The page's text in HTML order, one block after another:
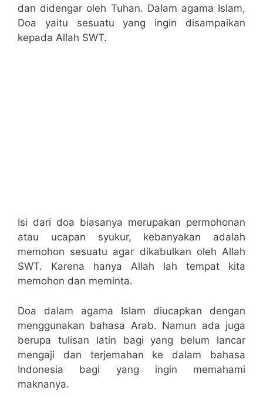
dan didengar oleh Tuhan. Dalam agama Islam,
Doa yaitu sesuatu yang ingin disampaikan
kepada Allah SWT.
Isi dari doa biasanya merupakan permohonan
atau ucapan syukur, kebanyakan adalah
memohon sesuatu agar dikabulkan oleh Allah
SWT. Karena hanya Allah lah tempat kita
memohon dan meminta.
Doa dalam agama Islam diucapkan dengan
menggunakan bahasa Arab. Namun ada juga
berupa tulisan latin bagi yang belum lancar
mengaji dan terjemahan ke dalam bahasa
Indonesia bagi yang ingin memahami
maknanya.